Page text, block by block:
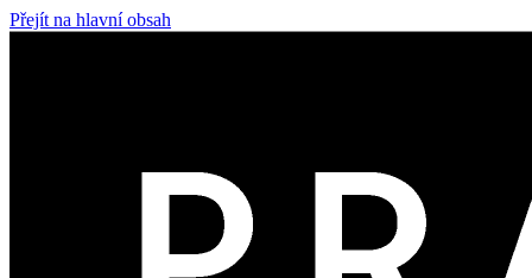
Přejít na hlavní obsah